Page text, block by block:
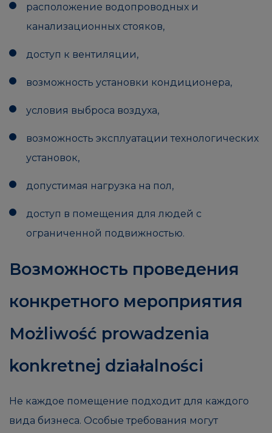
расположение водопроводных и
канализационных стояков,
доступ к вентиляции,
возможность установки кондиционера,
условия выброса воздуха,
возможность эксплуатации технологических
установок,
допустимая нагрузка на пол,
доступ в помещения для людей с
ограниченной подвижностью.
Возможность проведения
конкретного мероприятия
Możliwość prowadzenia
konkretnej działalności
Не каждое помещение подходит для каждого
вида бизнеса. Особые требования могут